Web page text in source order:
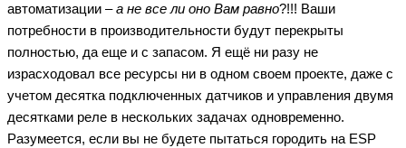
автоматизации –а не все ли оно Вам равно?!!! Ваши
потребности в производительности будут перекрыты
полностью, да еще и с запасом. Я ещё ни разу не
израсходовал все ресурсы ни в одном своем проекте, даже с
учетом десятка подключенных датчиков и управления двумя
десятками реле в нескольких задачах одновременно.
Разумеется, если вы не будете пытаться городить на ESP